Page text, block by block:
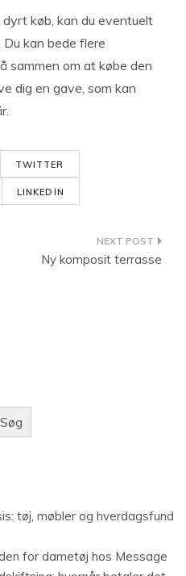
køb, kan du eventuelt
kan bede flere
sammen om at købe den
dig en gave, som kan
TWITTER
LINKEDIN
Ny komposit terrasse
Søg
tøj, møbler og hverdagsfund
for dametøj hos Message